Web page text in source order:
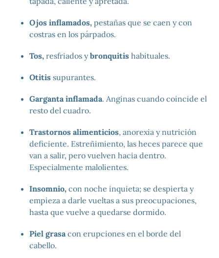
Ojos inflamados, pestañas que se caen y con
costras en los párpados.
Tos, resfriados ybronquitis habituales.
Otitis supurantes.
Garganta inflamada. Anginas cuando coincide el
resto del cuadro.
Trastornos alimenticios, anorexia y nutrición
deficiente. Estreñimiento, las heces parece que
van a salir, pero vuelven hacia dentro.
Especialmente malolientes.
Insomnio, con noche inquieta; se despierta y
empieza a darle vueltas a sus preocupaciones,
hasta que vuelve a quedarse dormido.
Piel grasa con erupciones en el borde del
cabello.